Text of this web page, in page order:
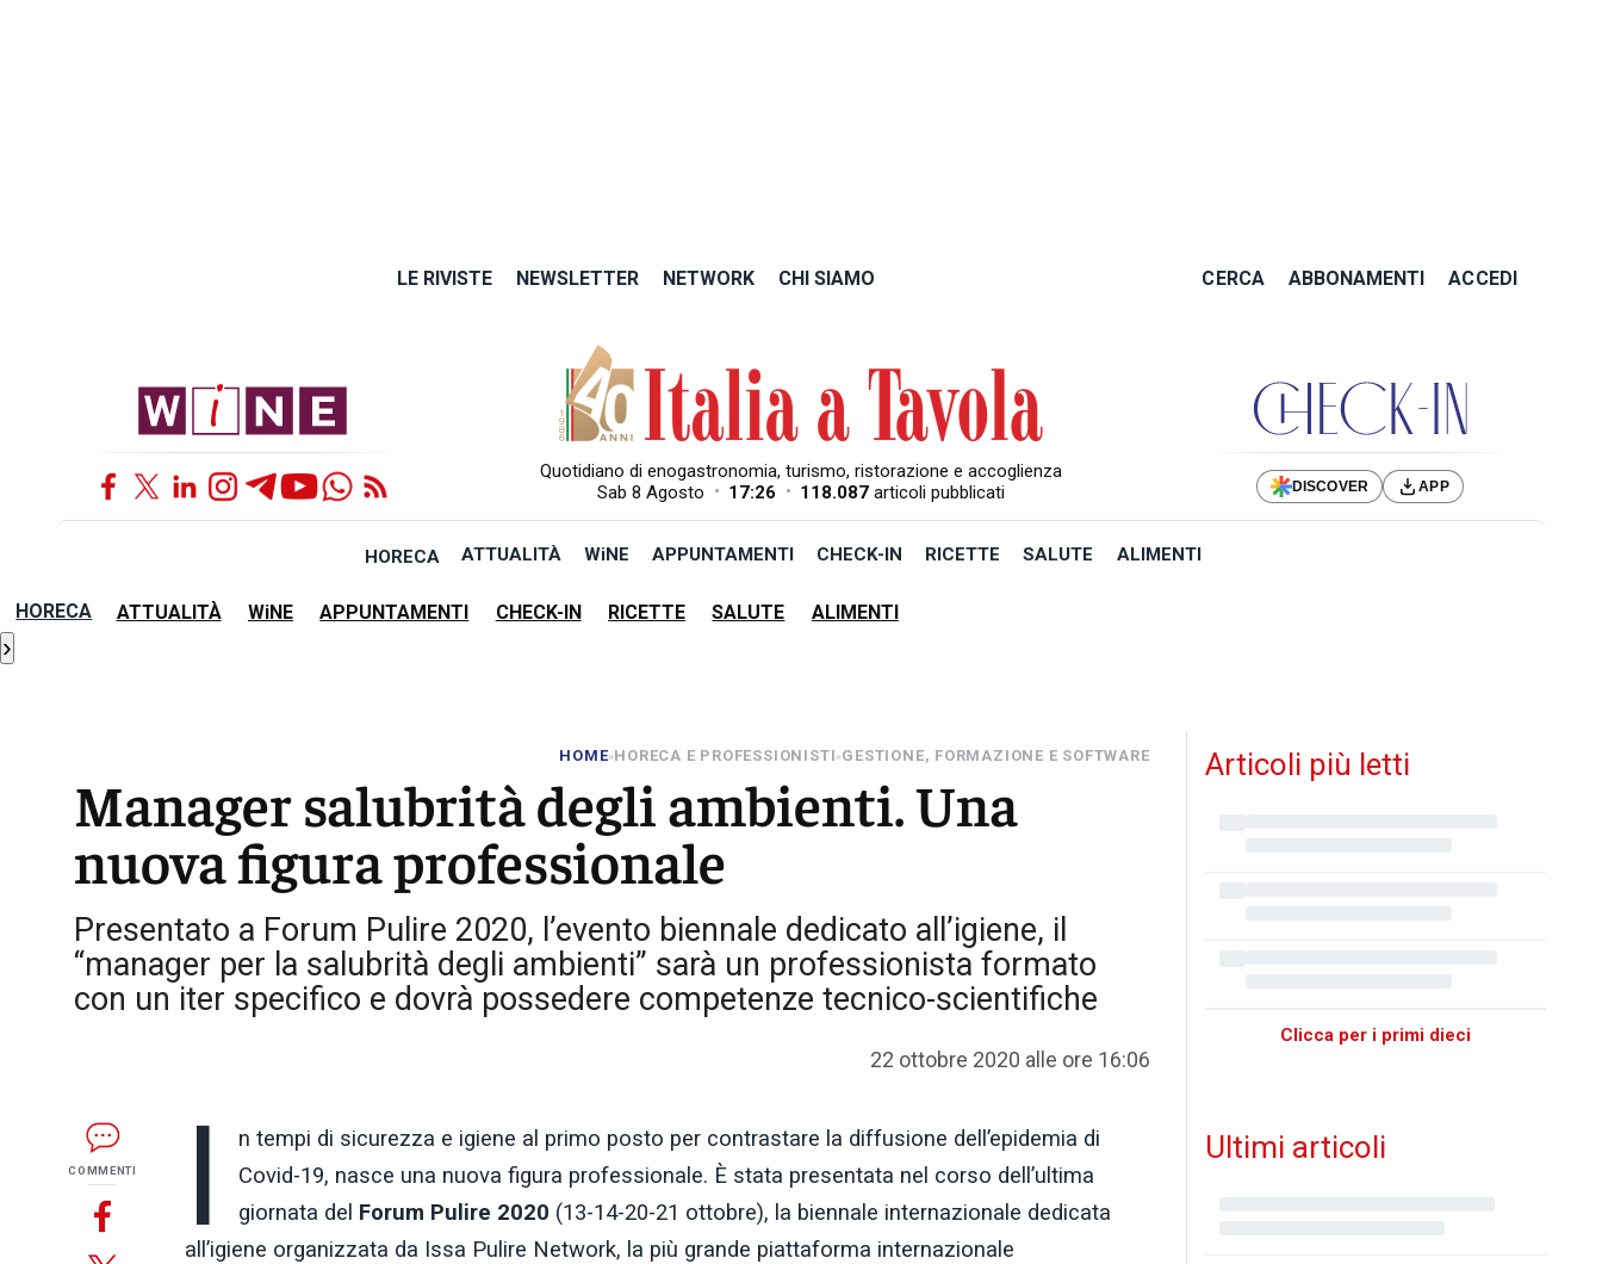
LE RIVISTE NEWSLETTER NETWORK CHI SIAMO CERCA ABBONAMENTI ACCEDI
Quotidiano di enogastronomia, turismo, ristorazione e accoglienza
Sab 8 Agosto • 17:26 • 118.087 articoli pubblicati DISCOVER APP
HORECA ATTUALITÀ WiNE APPUNTAMENTI CHECK-IN RICETTE SALUTE ALIMENTI
HORECA ATTUALITÀ WiNE APPUNTAMENTI CHECK-IN RICETTE SALUTE ALIMENTI
›
HOME»HORECA E PROFESSIONISTI»GESTIONE, FORMAZIONE E SOFTWARE
Manager salubrità degli ambienti. Una
nuova figura professionale
Presentato a Forum Pulire 2020, l’evento biennale dedicato all’igiene, il
“manager per la salubrità degli ambienti” sarà un professionista formato
con un iter specifico e dovrà possedere competenze tecnico-scientifiche
22 ottobre 2020 alle ore 16:06
COMMENTI I
n tempi di sicurezza e igiene al primo posto per contrastare la diffusione dell’epidemia di
Covid-19, nasce una nuova figura professionale. È stata presentata nel corso dell’ultima
giornata del Forum Pulire 2020 (13-14-20-21 ottobre), la biennale internazionale dedicata
all’igiene organizzata da Issa Pulire Network, la più grande piattaforma internazionale
Articoli più letti
Clicca per i primi dieci
Ultimi articoli